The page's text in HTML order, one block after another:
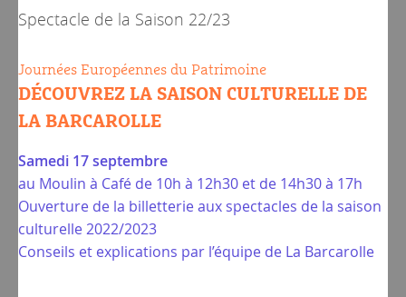
Spectacle de la Saison 22/23
Journées Européennes du Patrimoine
DÉCOUVREZ LA SAISON CULTURELLE DE
LA BARCAROLLE
Samedi 17 septembre
au Moulin à Café de 10h à 12h30 et de 14h30 à 17h
Ouverture de la billetterie aux spectacles de la saison
culturelle 2022/2023
Conseils et explications par l’équipe de La Barcarolle